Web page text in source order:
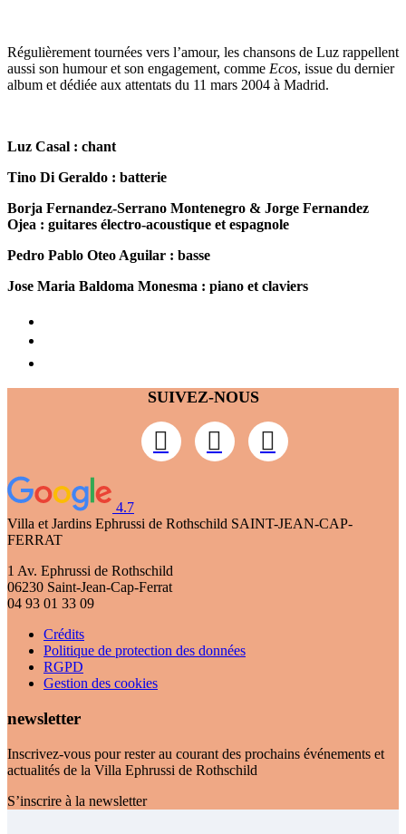
Régulièrement tournées vers l’amour, les chansons de Luz rappellent
aussi son humour et son engagement, comme Ecos, issue du dernier
album et dédiée aux attentats du 11 mars 2004 à Madrid.
Luz Casal : chant
Tino Di Geraldo : batterie
Borja Fernandez-Serrano Montenegro & Jorge Fernandez
Ojea : guitares électro-acoustique et espagnole
Pedro Pablo Oteo Aguilar : basse
Jose Maria Baldoma Monesma : piano et claviers
SUIVEZ-NOUS
4.7
Villa et Jardins Ephrussi de Rothschild SAINT-JEAN-CAP-
FERRAT
1 Av. Ephrussi de Rothschild
06230 Saint-Jean-Cap-Ferrat
04 93 01 33 09
Crédits
Politique de protection des données
RGPD
Gestion des cookies
newsletter
Inscrivez-vous pour rester au courant des prochains événements et
actualités de la Villa Ephrussi de Rothschild
S’inscrire à la newsletter